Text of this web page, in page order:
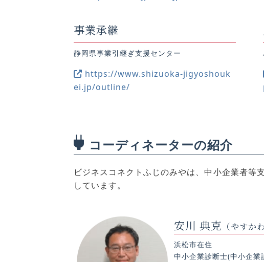
事業承継
静岡県事業引継ぎ支援センター
https://www.shizuoka-jigyoshouk
ei.jp/outline/
コーディネーターの紹介
ビジネスコネクトふじのみやは、中小企業者等
しています。
安川 典克 （やすか
浜松市在住
中小企業診断士(中小企業